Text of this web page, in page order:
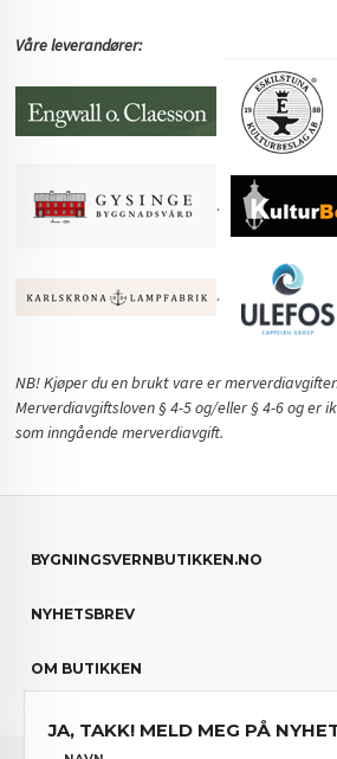
Våre leverandører:
.
.
NB! Kjøper du en brukt vare er
Merverdiavgiftsloven § 4-5 og/eller § 4-6 og er
som inngående merverdiavgift.
BYGNINGSVERNBUTIKKEN.NO
NYHETSBREV
OM BUTIKKEN
JA, TAKK! MELD MEG PÅ